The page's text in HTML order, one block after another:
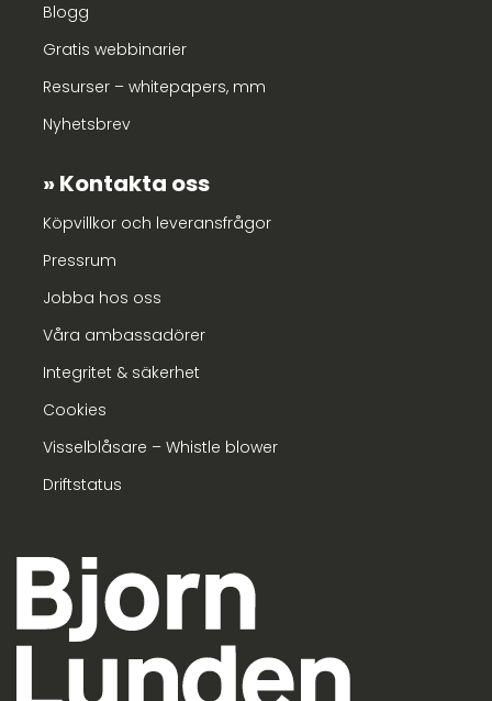
Blogg
Gratis webbinarier
Resurser – whitepapers, mm
Nyhetsbrev
Kontakta oss
Köpvillkor och leveransfrågor
Pressrum
Jobba hos oss
Våra ambassadörer
Integritet & säkerhet
Cookies
Visselblåsare – Whistle blower
Driftstatus